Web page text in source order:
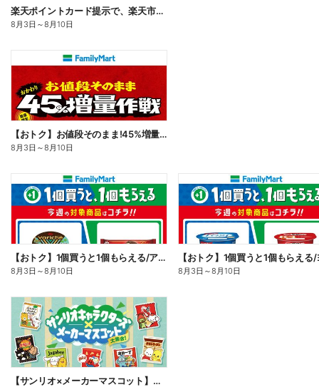
楽天ポイントカード提示で、楽天市場でのお買い物がおトクに!
8月3日 ～8月10日
【おトク】お値段そのまま!45%増量作戦!
8月3日 ～8月10日
【おトク】1個買うと1個もらえる/アイス
8月3日 ～8月10日 8月3日 ～8月10日
【サンリオ×メーカーマスコット】オリジナルグッズ貰える!